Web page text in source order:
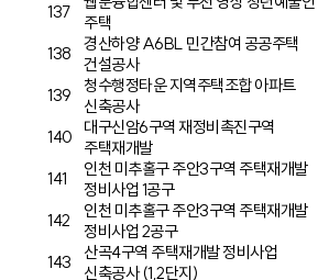
137
주택
138
경산하양 A6BL 민간참여 공공주택
건설공사
139
청수행정타운 지역주택조합 아파트
신축공사
140
대구신암6구역 재정비촉진구역
주택재개발
141
인천 미추홀구 주안3구역 주택재개발
정비사업 1공구
142
인천 미추홀구 주안3구역 주택재개발
정비사업 2공구
143
산곡4구역 주택재개발 정비사업
신축공사 (1,2단지)